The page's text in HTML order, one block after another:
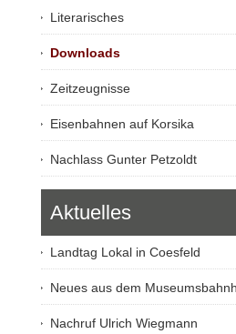
Literarisches
Downloads
Zeitzeugnisse
Eisenbahnen auf Korsika
Nachlass Gunter Petzoldt
Aktuelles
Landtag Lokal in Coesfeld
Neues aus dem
Nachruf Ulrich Wiegmann